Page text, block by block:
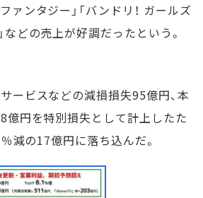
ァンタジー」「バンドリ！ ガールズ
などの売上が好調だったという。
ービスなどの減損損失95億円、本
億円を特別損失として計上したた
減の17億円に落ち込んだ。